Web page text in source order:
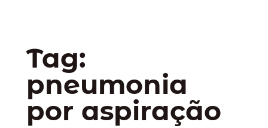
Tag:
pneumonia
por aspiração